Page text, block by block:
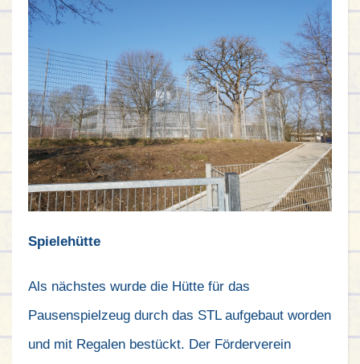
Spielehütte
Als nächstes wurde die Hütte für das
Pausenspielzeug durch das STL aufgebaut worden
und mit Regalen bestückt. Der Förderverein